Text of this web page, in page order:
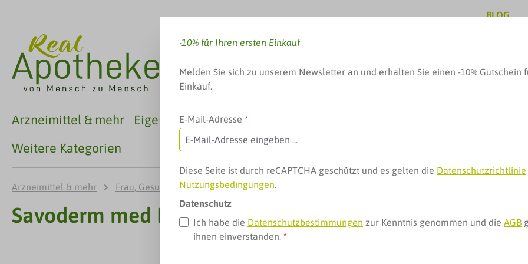
BLOG
Arzneimittel & mehr Eigenmarken Familie, Baby & mehr
Weitere Kategorien
Arzneimittel & mehr Frau, Gesundheit & mehr Intim- & Körperhygiene
Savoderm med Frische Deo Roll-on
-10% für Ihren ersten Einkauf
Melden Sie sich zu unserem Newsletter an und erhalten Sie einen -10% Gutschein
Einkauf.
E-Mail-Adresse *
Diese Seite ist durch reCAPTCHA geschützt und es gelten die Datenschutzrichtlinie
Nutzungsbedingungen.
Datenschutz
Ich habe die Datenschutzbestimmungen zur Kenntnis genommen und die AGB
ihnen einverstanden. *